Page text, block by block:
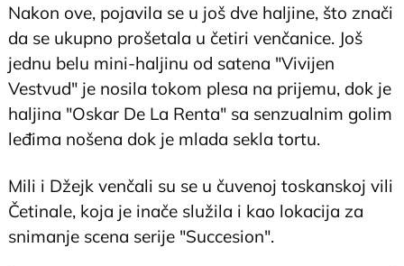
Nakon ove, pojavila se u još dve haljine, što znači
da se ukupno prošetala u četiri venčanice. Još
jednu belu mini-haljinu od satena "Vivijen
Vestvud" je nosila tokom plesa na prijemu, dok je
haljina "Oskar De La Renta" sa senzualnim golim
leđima nošena dok je mlada sekla tortu.
Mili i Džejk venčali su se u čuvenoj toskanskoj vili
Četinale, koja je inače služila i kao lokacija za
snimanje scena serije "Succesion".